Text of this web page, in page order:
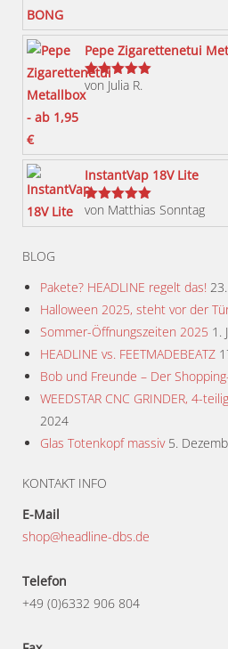
Pepe Zigarettenetui
Bewertet
mit
von Julia R.
InstantVap 18V Lite
Bewertet
mit5von 5
von Matthias Sonntag
BLOG
Pakete? HEADLINE regelt das!
Halloween 2025, steht vor der
Sommer-Öffnungszeiten 2025 1.
HEADLINE vs. FEETMADEBEATZ
Bob und Freunde – Der
WEEDSTAR CNC GRINDER, 4-
2024
Glas Totenkopf massiv 5.
KONTAKT INFO
E-Mail
shop@headline-dbs.de
Telefon
+49 (0)6332 906 804